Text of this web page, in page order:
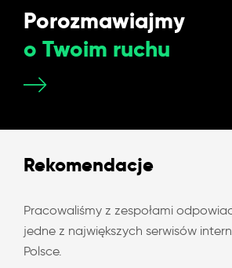
Porozmawiajmy
o Twoim ruchu
Rekomendacje
Pracowaliśmy z zespołami
jedne z największych serwisów
Polsce.